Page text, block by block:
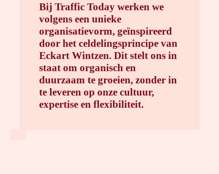
Bij Traffic Today werken we
volgens een unieke
organisatievorm, geïnspireerd
door het celdelingsprincipe van
Eckart Wintzen. Dit stelt ons in
staat om organisch en
duurzaam te groeien, zonder in
te leveren op onze cultuur,
expertise en flexibiliteit.